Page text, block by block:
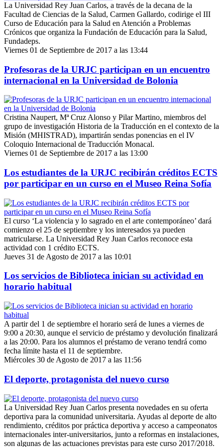
La Universidad Rey Juan Carlos, a través de la decana de la
Facultad de Ciencias de la Salud, Carmen Gallardo, codirige el III
Curso de Educación para la Salud en Atención a Problemas
Crónicos que organiza la Fundación de Educación para la Salud,
Fundadeps.
Viernes 01 de Septiembre de 2017 a las 13:44
Profesoras de la URJC participan en un encuentro
internacional en la Universidad de Bolonia
Cristina Naupert, Mª Cruz Alonso y Pilar Martino, miembros del
grupo de investigación Historia de la Traducción en el contexto de la
Misión (MHISTRAD), impartirán sendas ponencias en el IV
Coloquio Internacional de Traducción Monacal.
Viernes 01 de Septiembre de 2017 a las 13:00
Los estudiantes de la URJC recibirán créditos ECTS
por participar en un curso en el Museo Reina Sofía
El curso ‘La violencia y lo sagrado en el arte contemporáneo’ dará
comienzo el 25 de septiembre y los interesados ya pueden
matricularse. La Universidad Rey Juan Carlos reconoce esta
actividad con 1 crédito ECTS.
Jueves 31 de Agosto de 2017 a las 10:01
Los servicios de Biblioteca inician su actividad en
horario habitual
A partir del 1 de septiembre el horario será de lunes a viernes de
9:00 a 20:30, aunque el servicio de préstamo y devolución finalizará
a las 20:00. Para los alumnos el préstamo de verano tendrá como
fecha límite hasta el 11 de septiembre.
Miércoles 30 de Agosto de 2017 a las 11:56
El deporte, protagonista del nuevo curso
La Universidad Rey Juan Carlos presenta novedades en su oferta
deportiva para la comunidad universitaria. Ayudas al deporte de alto
rendimiento, créditos por práctica deportiva y acceso a campeonatos
internacionales inter-universitarios, junto a reformas en instalaciones,
son algunas de las actuaciones previstas para este curso 2017/2018.